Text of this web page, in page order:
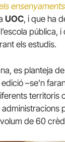
ensenyaments
UOC, i que ha
pública,
els estudis.
es planteja
–se’n
territoris
de 60